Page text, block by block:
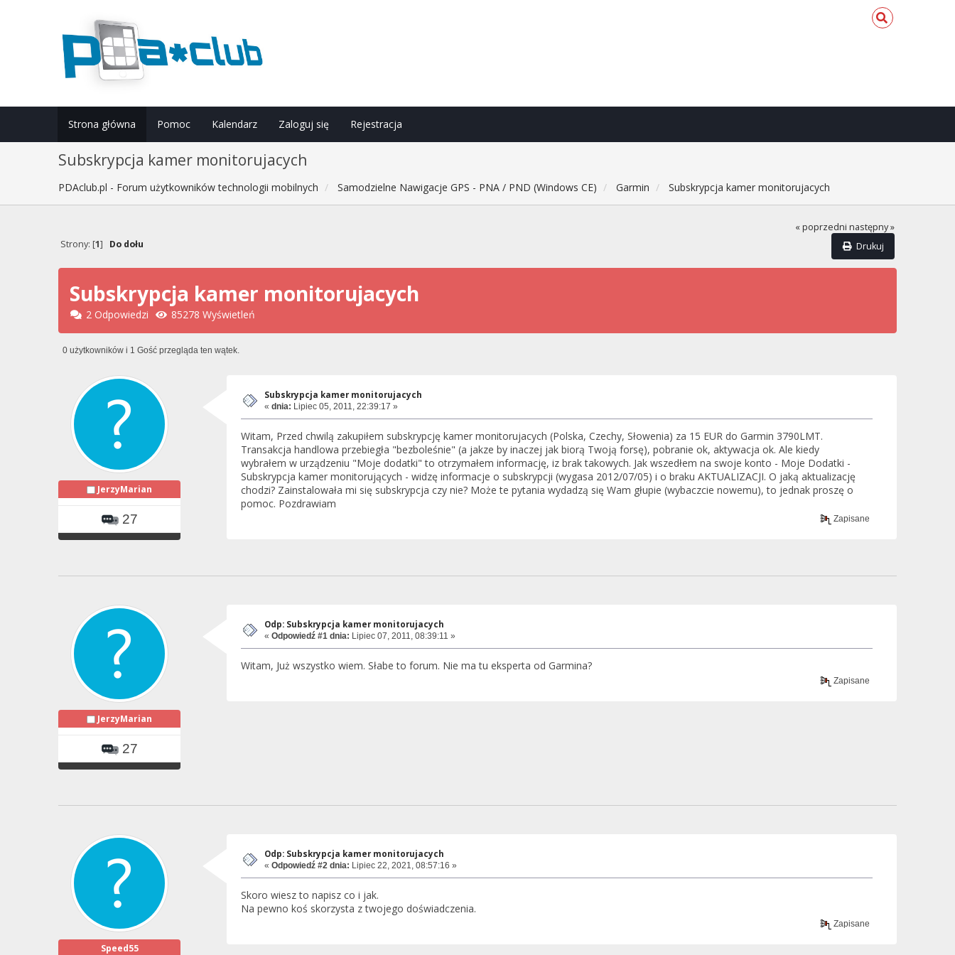
Strona główna Pomoc Kalendarz Zaloguj się Rejestracja
Subskrypcja kamer monitorujacych
PDAclub.pl - Forum użytkowników technologii mobilnych Samodzielne Nawigacje GPS - PNA / PND (Windows CE) Garmin Subskrypcja kamer monitorujacych
« poprzedni następny »
Drukuj
Strony: [1] Do dołu
Subskrypcja kamer monitorujacych
2 Odpowiedzi 85278 Wyświetleń
0 użytkowników i 1 Gość przegląda ten wątek.
JerzyMarian
27
Subskrypcja kamer monitorujacych
« dnia: Lipiec 05, 2011, 22:39:17 »
Witam, Przed chwilą zakupiłem subskrypcję kamer monitorujacych (Polska, Czechy, Słowenia) za 15 EUR do Garmin 3790LMT.
Transakcja handlowa przebiegła "bezboleśnie" (a jakze by inaczej jak biorą Twoją forsę), pobranie ok, aktywacja ok. Ale kiedy
wybrałem w urządzeniu "Moje dodatki" to otrzymałem informację, iz brak takowych. Jak wszedłem na swoje konto - Moje Dodatki -
Subskrypcja kamer monitorujących - widzę informacje o subskrypcji (wygasa 2012/07/05) i o braku AKTUALIZACJI. O jaką aktualizację
chodzi? Zainstalowała mi się subskrypcja czy nie? Może te pytania wydadzą się Wam głupie (wybaczcie nowemu), to jednak proszę o
pomoc. Pozdrawiam
Zapisane
JerzyMarian
27
Odp: Subskrypcja kamer monitorujacych
« Odpowiedź #1 dnia: Lipiec 07, 2011, 08:39:11 »
Witam, Już wszystko wiem. Słabe to forum. Nie ma tu eksperta od Garmina?
Zapisane
Speed55
Odp: Subskrypcja kamer monitorujacych
« Odpowiedź #2 dnia: Lipiec 22, 2021, 08:57:16 »
Skoro wiesz to napisz co i jak.
Na pewno koś skorzysta z twojego doświadczenia.
Zapisane